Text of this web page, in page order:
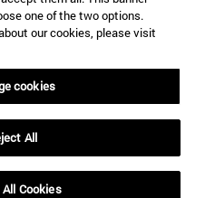
one of the two options.
our cookies, please visit
cookies
All
Cookies